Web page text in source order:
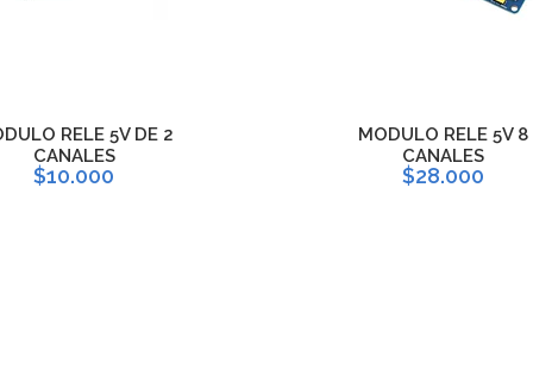
RELE 5V DE 2
CANALES
$10.000
MODULO RELE 5V 8
CANALES
$28.000